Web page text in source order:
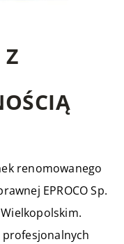
Z
renomowanego
EPROCO Sp.